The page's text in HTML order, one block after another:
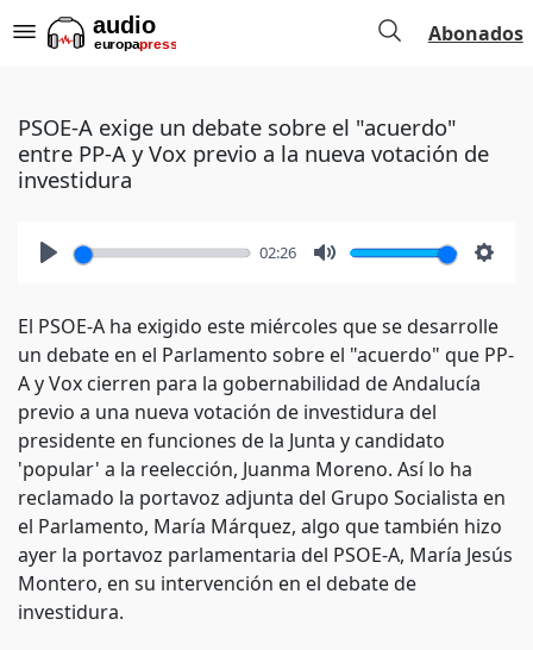
Abonados
PSOE-A exige un debate sobre el "acuerdo"
entre PP-A y Vox previo a la nueva votación de
investidura
02:26
El PSOE-A ha exigido este miércoles que se desarrolle
un debate en el Parlamento sobre el "acuerdo" que PP-
A y Vox cierren para la gobernabilidad de Andalucía
previo a una nueva votación de investidura del
presidente en funciones de la Junta y candidato
'popular' a la reelección, Juanma Moreno. Así lo ha
reclamado la portavoz adjunta del Grupo Socialista en
el Parlamento, María Márquez, algo que también hizo
ayer la portavoz parlamentaria del PSOE-A, María Jesús
Montero, en su intervención en el debate de
investidura.